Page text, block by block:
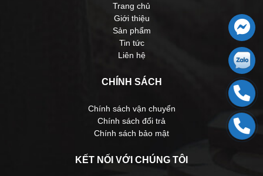
Trang chủ
Giới thiệu
Sản phẩm
Tin tức
Liên hệ
CHÍNH SÁCH
Chính sách vận chuyển
Chính sách đổi trả
Chính sách bảo mật
KẾT NỐI VỚI CHÚNG TÔI